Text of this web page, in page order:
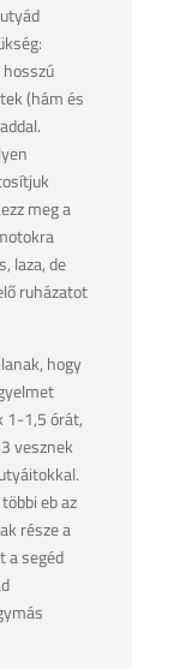
(hám és
meg a
laza, de
ruházatot
hogy
1-1,5 órát,
vesznek
eb az
része a
a segéd